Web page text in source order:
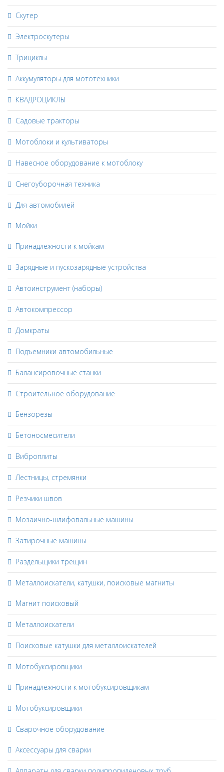
Скутер
Электроскутеры
Трициклы
Аккумуляторы для мототехники
КВАДРОЦИКЛЫ
Садовые тракторы
Мотоблоки и культиваторы
Навесное оборудование к мотоблоку
Снегоуборочная техника
Для автомобилей
Мойки
Принадлежности к мойкам
Зарядные и пускозарядные устройства
Автоинструмент (наборы)
Автокомпрессор
Домкраты
Подъемники автомобильные
Балансировочные станки
Строительное оборудование
Бензорезы
Бетоносмесители
Виброплиты
Лестницы, стремянки
Резчики швов
Мозаично-шлифовальные машины
Затирочные машины
Раздельщики трещин
Металлоискатели, катушки, поисковые магниты
Магнит поисковый
Металлоискатели
Поисковые катушки для металлоискателей
Мотобуксировщики
Принадлежности к мотобуксировщикам
Мотобуксировщики
Сварочное оборудование
Аксессуары для сварки